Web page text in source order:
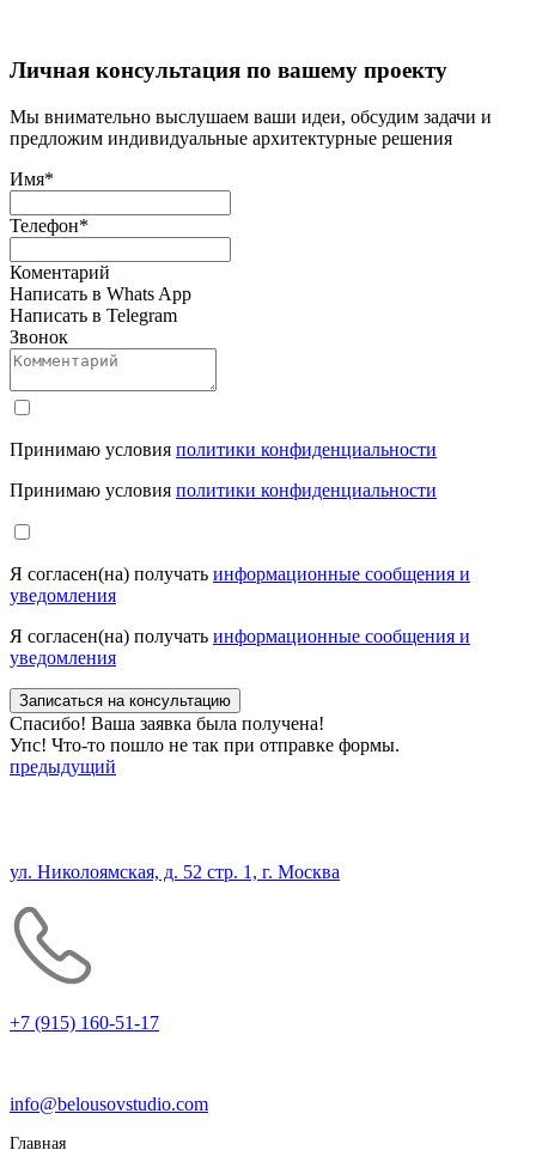
Личная консультация по вашему проекту
Мы внимательно выслушаем ваши идеи, обсудим задачи и
предложим индивидуальные архитектурные решения
Имя*
Телефон*
Коментарий
Написать в Whats App
Написать в Telegram
Звонок
Принимаю условия политики конфиденциальности
Принимаю условия политики конфиденциальности
Я согласен(на) получать информационные сообщения и
уведомления
Я согласен(на) получать информационные сообщения и
уведомления
Спасибо! Ваша заявка была получена!
Упс! Что-то пошло не так при отправке формы.
предыдущий
ул. Николоямская, д. 52 стр. 1, г. Москва
+7 (915) 160-51-17
info@belousovstudio.com
Главная